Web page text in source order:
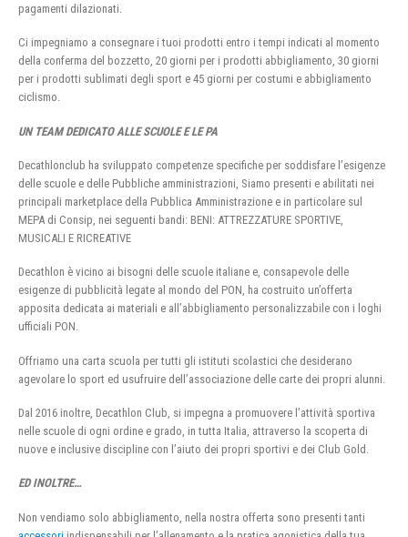
pagamenti dilazionati.
Ci impegniamo a consegnare i tuoi prodotti entro i tempi indicati al momento
della conferma del bozzetto, 20 giorni per i prodotti abbigliamento, 30 giorni
per i prodotti sublimati degli sport e 45 giorni per costumi e abbigliamento
ciclismo.
UN TEAM DEDICATO ALLE SCUOLE E LE PA
Decathlonclub ha sviluppato competenze specifiche per soddisfare l’esigenze
delle scuole e delle Pubbliche amministrazioni, Siamo presenti e abilitati nei
principali marketplace della Pubblica Amministrazione e in particolare sul
MEPA di Consip, nei seguenti bandi: BENI: ATTREZZATURE SPORTIVE,
MUSICALI E RICREATIVE
Decathlon è vicino ai bisogni delle scuole italiane e, consapevole delle
esigenze di pubblicità legate al mondo del PON, ha costruito un’offerta
apposita dedicata ai materiali e all’abbigliamento personalizzabile con i loghi
ufficiali PON.
Offriamo una carta scuola per tutti gli istituti scolastici che desiderano
agevolare lo sport ed usufruire dell’associazione delle carte dei propri alunni.
Dal 2016 inoltre, Decathlon Club, si impegna a promuovere l’attività sportiva
nelle scuole di ogni ordine e grado, in tutta Italia, attraverso la scoperta di
nuove e inclusive discipline con l’aiuto dei propri sportivi e dei Club Gold.
ED INOLTRE…
Non vendiamo solo abbigliamento, nella nostra offerta sono presenti tanti